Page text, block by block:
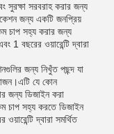
সুরক্ষা সরবরাহ করার জন্য
জন্য একটি জনপ্রিয়
চাপ সহ্য করার জন্য
1 বছরের ওয়ারেন্টি দ্বারা
জন্য নিখুঁত পছন্দ যা
যে কোন
জন্য ডিজাইন করা
চাপ সহ্য করতে ডিজাইন
দ্বারা সমর্থিত